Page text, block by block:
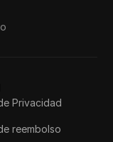
Privacidad
reembolso